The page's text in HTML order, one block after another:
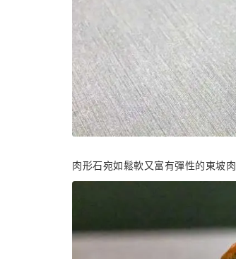
肉形石宛如鬆軟又富有彈性的東坡肉